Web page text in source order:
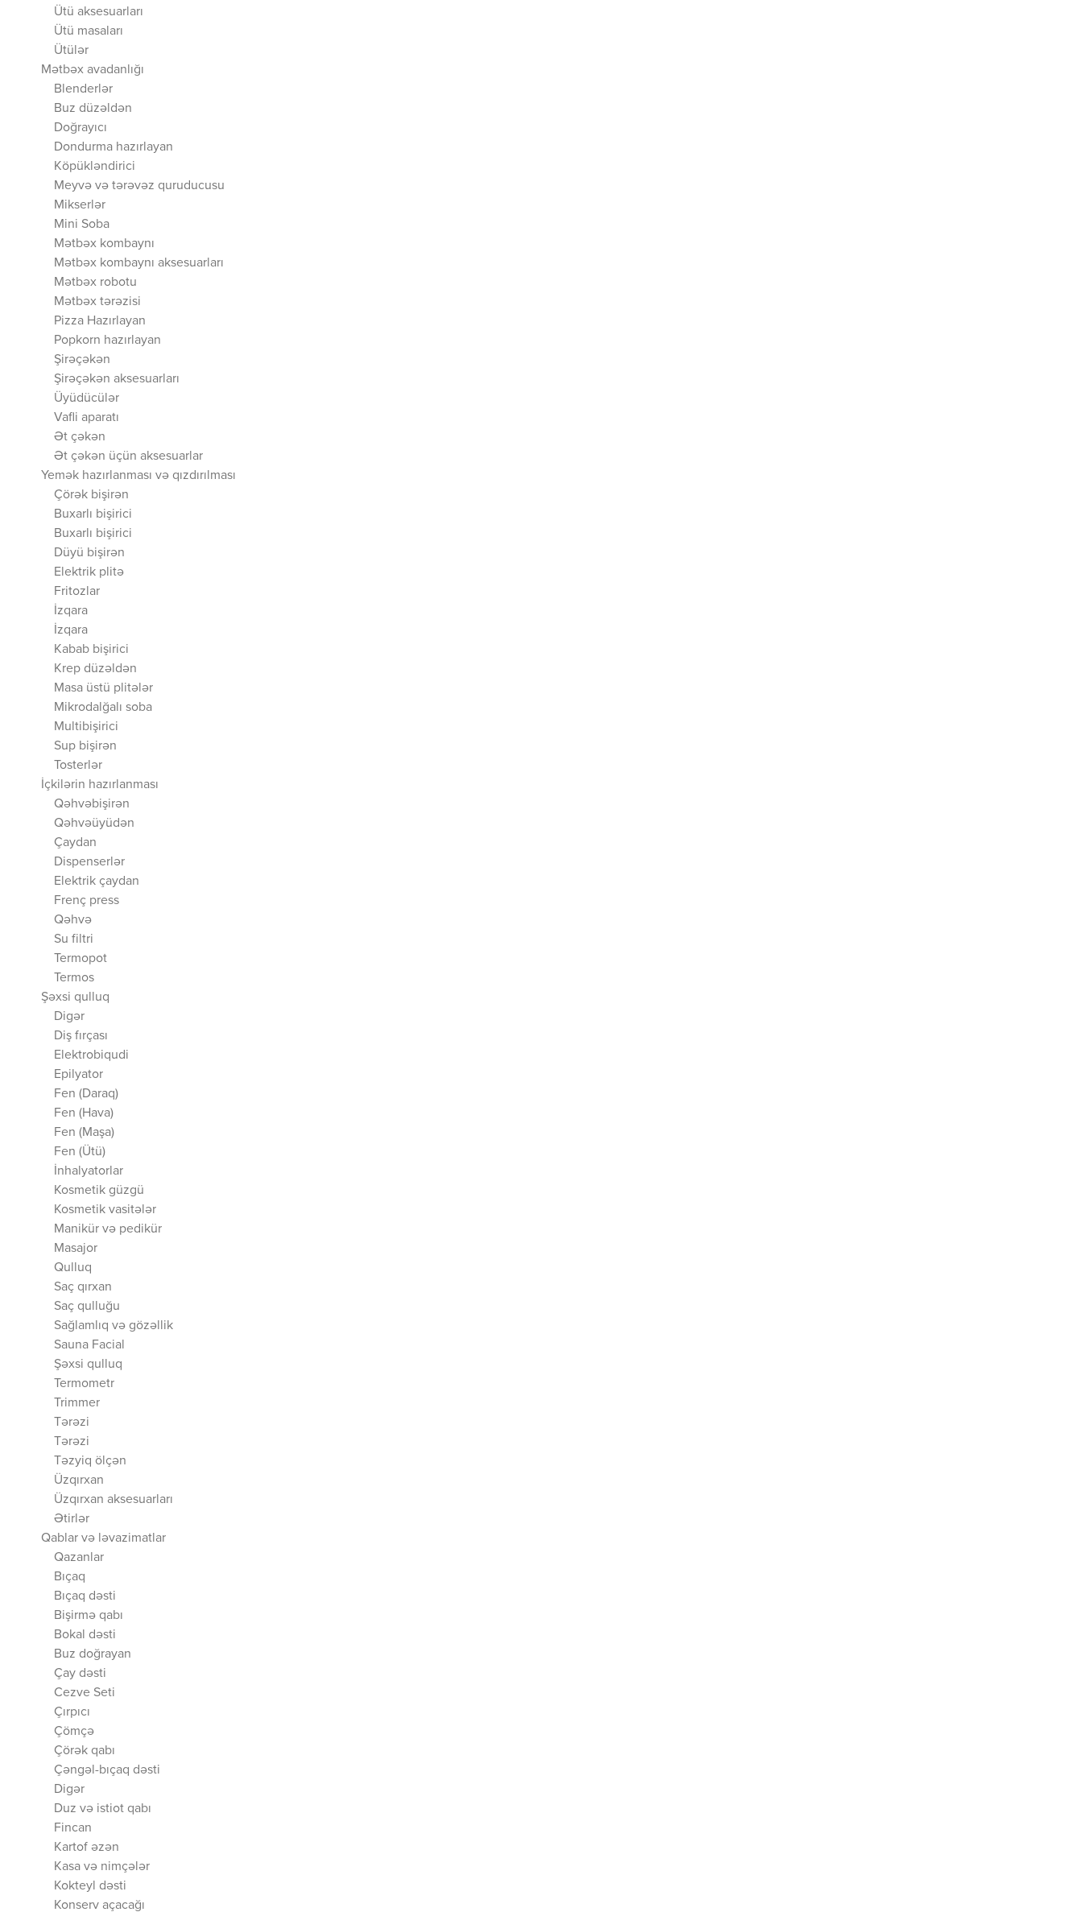
Ütü aksesuarları
Ütü masaları
Ütülər
Mətbəx avadanlığı
Blenderlər
Buz düzəldən
Doğrayıcı
Dondurma hazırlayan
Köpükləndirici
Meyvə və tərəvəz quruducusu
Mikserlər
Mini Soba
Mətbəx kombaynı
Mətbəx kombaynı aksesuarları
Mətbəx robotu
Mətbəx tərəzisi
Pizza Hazırlayan
Popkorn hazırlayan
Şirəçəkən
Şirəçəkən aksesuarları
Üyüdücülər
Vafli aparatı
Ət çəkən
Ət çəkən üçün aksesuarlar
Yemək hazırlanması və qızdırılması
Çörək bişirən
Buxarlı bişirici
Buxarlı bişirici
Düyü bişirən
Elektrik plitə
Fritozlar
İzqara
İzqara
Kabab bişirici
Krep düzəldən
Masa üstü plitələr
Mikrodalğalı soba
Multibişirici
Sup bişirən
Tosterlər
İçkilərin hazırlanması
Qəhvəbişirən
Qəhvəüyüdən
Çaydan
Dispenserlər
Elektrik çaydan
Frenç press
Qəhvə
Su filtri
Termopot
Termos
Şəxsi qulluq
Digər
Diş fırçası
Elektrobiqudi
Epilyator
Fen (Daraq)
Fen (Hava)
Fen (Maşa)
Fen (Ütü)
İnhalyatorlar
Kosmetik güzgü
Kosmetik vasitələr
Manikür və pedikür
Masajor
Qulluq
Saç qırxan
Saç qulluğu
Sağlamlıq və gözəllik
Sauna Facial
Şəxsi qulluq
Termometr
Trimmer
Tərəzi
Tərəzi
Təzyiq ölçən
Üzqırxan
Üzqırxan aksesuarları
Ətirlər
Qablar və ləvazimatlar
Qazanlar
Bıçaq
Bıçaq dəsti
Bişirmə qabı
Bokal dəsti
Buz doğrayan
Çay dəsti
Cezve Seti
Çırpıcı
Çömçə
Çörək qabı
Çəngəl-bıçaq dəsti
Digər
Duz və istiot qabı
Fincan
Kartof əzən
Kasa və nimçələr
Kokteyl dəsti
Konserv açacağı